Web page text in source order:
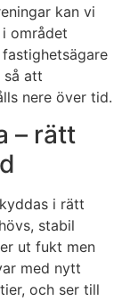
kan vi
området
så att
nere över tid.
– rätt
i rätt
stabil
ut fukt men
med nytt
och ser till